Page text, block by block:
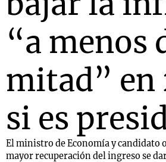
“a menos
mitad” en
si es
El ministro de Economía y candidato
mayor recuperación del ingreso se